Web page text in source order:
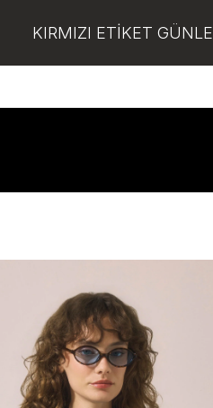
KIRMIZI ETİKET